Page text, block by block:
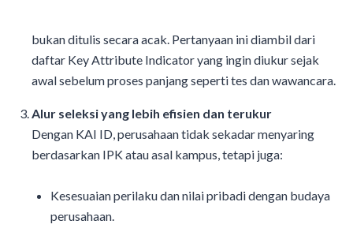
bukan ditulis secara acak. Pertanyaan ini diambil dari
daftar Key Attribute Indicator yang ingin diukur sejak
awal sebelum proses panjang seperti tes dan wawancara.
Alur seleksi yang lebih efisien dan terukur
Dengan KAI ID, perusahaan tidak sekadar menyaring
berdasarkan IPK atau asal kampus, tetapi juga:
Kesesuaian perilaku dan nilai pribadi dengan budaya
perusahaan.